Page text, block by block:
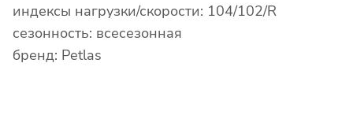
индексы нагрузки/скорости: 104/102/R
сезонность: всесезонная
бренд: Petlas